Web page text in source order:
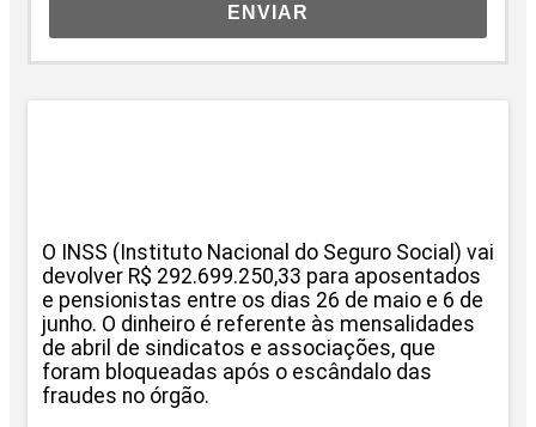
ENVIAR
O INSS (Instituto Nacional do Seguro Social) vai
devolver R$ 292.699.250,33 para aposentados
e pensionistas entre os dias 26 de maio e 6 de
junho. O dinheiro é referente às mensalidades
de abril de sindicatos e associações, que
foram bloqueadas após o escândalo das
fraudes no órgão.